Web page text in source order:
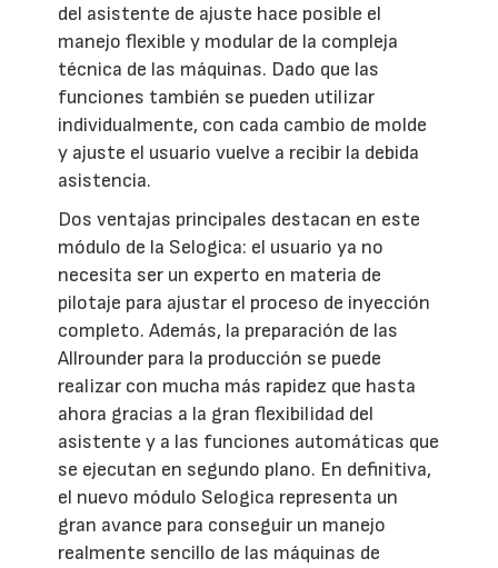
del asistente de ajuste hace posible el
manejo flexible y modular de la compleja
técnica de las máquinas. Dado que las
funciones también se pueden utilizar
individualmente, con cada cambio de molde
y ajuste el usuario vuelve a recibir la debida
asistencia.
Dos ventajas principales destacan en este
módulo de la Selogica: el usuario ya no
necesita ser un experto en materia de
pilotaje para ajustar el proceso de inyección
completo. Además, la preparación de las
Allrounder para la producción se puede
realizar con mucha más rapidez que hasta
ahora gracias a la gran flexibilidad del
asistente y a las funciones automáticas que
se ejecutan en segundo plano. En definitiva,
el nuevo módulo Selogica representa un
gran avance para conseguir un manejo
realmente sencillo de las máquinas de